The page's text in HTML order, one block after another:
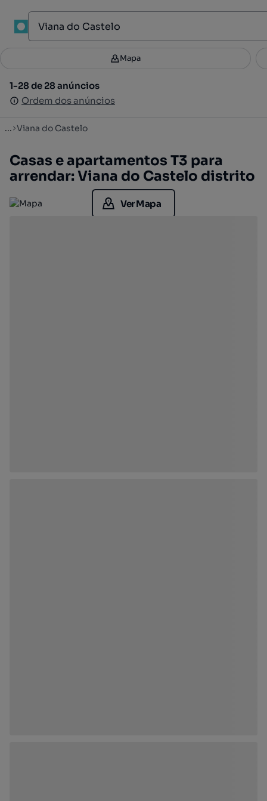
Filtros 3
1-28 de 28 anúncios
Ordem dos anúncios
Mapa
1-28 de 28 anúncios
Ordem dos anúncios
... Viana do Castelo
Casas e apartamentos T3 para
arrendar: Viana do Castelo distrito
Ver Mapa